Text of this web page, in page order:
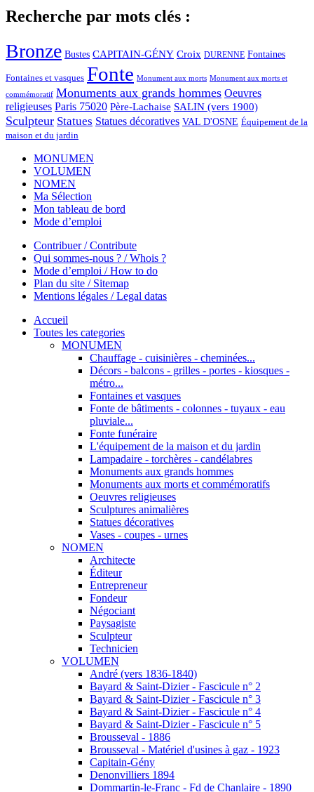
Recherche par mots clés :
Bronze Bustes CAPITAIN-GÉNY Croix DURENNE Fontaines
Fontaines et vasques Fonte Monument aux morts Monument aux morts et
commémoratif Monuments aux grands hommes Oeuvres
religieuses Paris 75020 Père-Lachaise SALIN (vers 1900)
Sculpteur Statues Statues décoratives VAL D'OSNE Équipement de la
maison et du jardin
MONUMEN
VOLUMEN
NOMEN
Ma Sélection
Mon tableau de bord
Mode d’emploi
Contribuer / Contribute
Qui sommes-nous ? / Whois ?
Mode d’emploi / How to do
Plan du site / Sitemap
Mentions légales / Legal datas
Accueil
Toutes les categories
MONUMEN
Chauffage - cuisinières - cheminées...
Décors - balcons - grilles - portes - kiosques -
métro...
Fontaines et vasques
Fonte de bâtiments - colonnes - tuyaux - eau
pluviale...
Fonte funéraire
L'équipement de la maison et du jardin
Lampadaire - torchères - candélabres
Monuments aux grands hommes
Monuments aux morts et commémoratifs
Oeuvres religieuses
Sculptures animalières
Statues décoratives
Vases - coupes - urnes
NOMEN
Architecte
Éditeur
Entrepreneur
Fondeur
Négociant
Paysagiste
Sculpteur
Technicien
VOLUMEN
André (vers 1836-1840)
Bayard & Saint-Dizier - Fascicule n° 2
Bayard & Saint-Dizier - Fascicule n° 3
Bayard & Saint-Dizier - Fascicule n° 4
Bayard & Saint-Dizier - Fascicule n° 5
Brousseval - 1886
Brousseval - Matériel d'usines à gaz - 1923
Capitain-Gény
Denonvilliers 1894
Dommartin-le-Franc - Fd de Chanlaire - 1890